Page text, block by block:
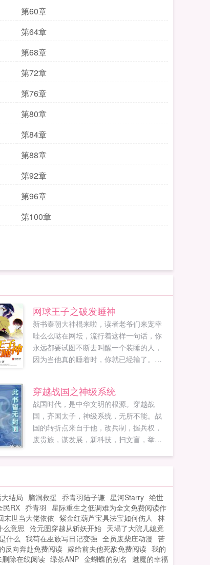
第60章
第64章
第68章
第72章
第76章
第80章
第84章
第88章
第92章
第96章
第100章
网球王子之破发睡神
新书秦朝大神棍来啦，读者老爷们来宠幸
哇么么哒在网坛，流行着这样一句话，你
永远都要试图不断去叫醒一个装睡的人，
因为当他真的睡着时，你就已经输了。而
穿越战国之神级系统
战国时代，是中华文明的根源。穿越战
国，齐国太子，神级系统，无所不能。战
国的转折点来自于他，改兵制，握兵权，
废贵族，谋发展，新科技，扫文盲，举兵
战国，宇宙文明新方向！...
结局 脑洞救援 乔青羽陆子谦 星河Starry 绝世
民RX 乔青羽 星际重生之低调难为全文免费阅读作
末世当大佬依依 紫金红葫芦宝具法宝如何伤人 林
么意思 沧元图穿越从斩妖开始 天塌了大院儿媳竟
什么 我苟在巫族写日记变强 全员废柴庄动漫 苦
反向奔赴免费阅读 嫁给前夫他死敌免费阅读 我的
除在线阅读 绿茶ANP 金蝴蝶的别名
魅魔的幸福